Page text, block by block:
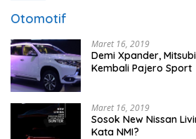
Otomotif
Maret 16, 2019
Demi Xpander,
Kembali Pajero Sport
Maret 16, 2019
Sosok New Nissan
Kata NMI?